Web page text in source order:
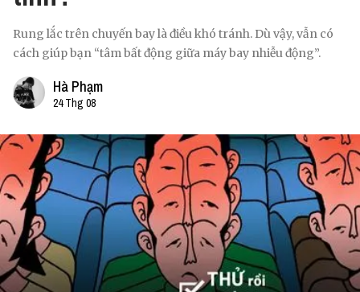
Rung lắc trên chuyến bay là điều khó tránh. Dù vậy, vẫn có
cách giúp bạn “tâm bất động giữa máy bay nhiễu động”.
Hà Phạm
24 Thg 08